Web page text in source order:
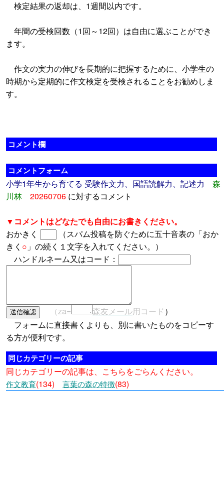
検定結果の返却は、1週間以内です。
年間の受検回数（1回～12回）は自由に選ぶことができ
ます。
作文の実力の伸びを長期的に把握するために、小学生の
時期から定期的に作文検定を受検されることをお勧めしま
す。
コメント欄
コメントフォーム
小学1年生から育てる 受験作文力、国語読解力、記述力
森
川林
20260706 に対するコメント
▼コメントはどなたでも自由にお書きください。
おかきく
（スパム投稿を防ぐために五十音表の「おか
きく ○ 」の続く１文字を入れてください。）
ハンドルネーム又はコード：
（za= 森友メール用コード）
フォームに直接書くよりも、別に書いたものをコピーす
る方が便利です。
同じカテゴリーの記事
同じカテゴリーの記事は、こちらをごらんください。
作文教育(134) 言葉の森の特徴(83)